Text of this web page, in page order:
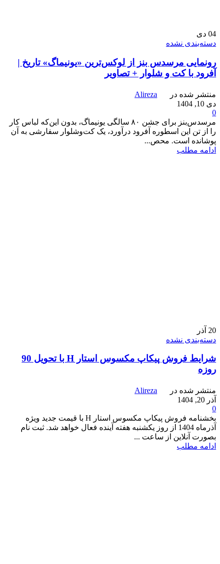
04 دی
دسته‌بندی نشده
رونمایی مرسدس بنز از لوکس‌ترین «یونیماگ» تاریخ |
آفرود با کت و شلوار + تصاویر
منتشر شده در
Alireza
دی 10, 1404
0
مرسدس‌بنز برای جشن ۸۰ سالگی یونیماگ، بدون این‌که لباس کار
را از تن این اسطوره‌ آفرود درآورد، یک کت‌وشلوار سفارشی به آن
پوشانده است. محص...
ادامه مطلب
20 آذر
دسته‌بندی نشده
شرایط فروش پیکاپ مکسوس استار H با تحویل 90
روزه
منتشر شده در
Alireza
آذر 20, 1404
0
بخشنامه فروش پیکاپ مکسوس استار H با قیمت جدید ویژه
آذرماه 1404 از روز یکشنبه هفته آینده فعال خواهد شد. ثبت نام
بصورت آنلاین از ساعت ...
ادامه مطلب